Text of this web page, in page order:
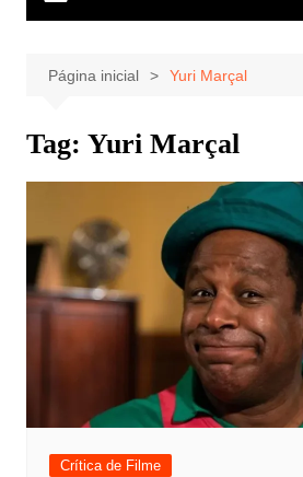
Página inicial Yuri Marçal
Tag: Yuri Marçal
Crítica de Filme